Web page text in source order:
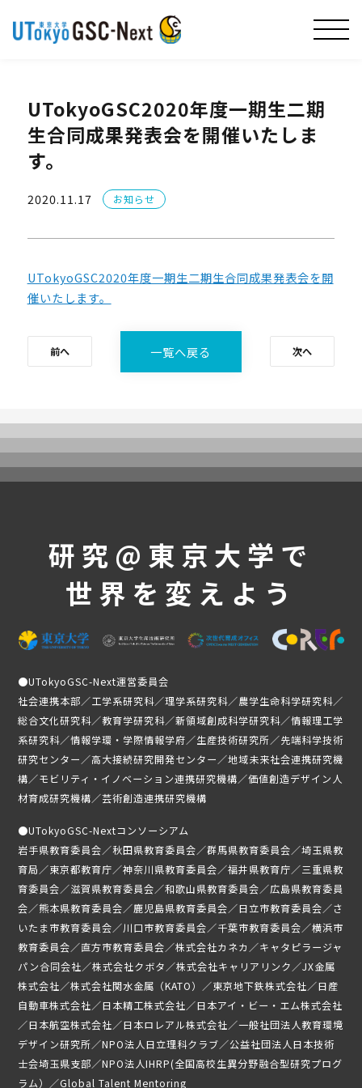
プログラム紹介
第一段階
これまでの活動・成果
講義映像
実績と成果
活動レポート
メンバー紹介
ニュース
募集要項
受講生専用ページ
UTokyoGSC2020年度一期生二期
生合同成果発表会を開催いたしま
す。
2020.11.17 お知らせ
UTokyoGSC2020年度一期生二期生合同成果発表会を開
催いたします。
前へ 一覧へ戻る 次へ
研究@東京大学で
世界を変えよう
●UTokyoGSC-Next運営委員会
社会連携本部／工学系研究科／理学系研究科／農学生命科学研究科／
総合文化研究科／教育学研究科／新領域創成科学研究科／情報理工学
系研究科／情報学環・学際情報学府／生産技術研究所／先端科学技術
研究センター／高大接続研究開発センター／地域未来社会連携研究機
構／モビリティ・イノベーション連携研究機構／価値創造デザイン人
材育成研究機構／芸術創造連携研究機構
●UTokyoGSC-Nextコンソーシアム
岩手県教育委員会／秋田県教育委員会／群馬県教育委員会／埼玉県教
育局／東京都教育庁／神奈川県教育委員会／福井県教育庁／三重県教
育委員会／滋賀県教育委員会／和歌山県教育委員会／広島県教育委員
会／熊本県教育委員会／鹿児島県教育委員会／日立市教育委員会／さ
いたま市教育委員会／川口市教育委員会／千葉市教育委員会／横浜市
教育委員会／直方市教育委員会／株式会社カネカ／キャタピラージャ
パン合同会社／株式会社クボタ／株式会社キャリアリンク／JX金属
株式会社／株式会社関水金属（KATO）／東京地下鉄株式会社／日産
自動車株式会社／日本精工株式会社／日本アイ・ビー・エム株式会社
／日本航空株式会社／日本ロレアル株式会社／一般社団法人教育環境
デザイン研究所／NPO法人日立理科クラブ／公益社団法人日本技術
士会埼玉県支部／NPO法人IHRP(全国高校生異分野融合型研究プログ
ラム）／Global Talent Mentoring